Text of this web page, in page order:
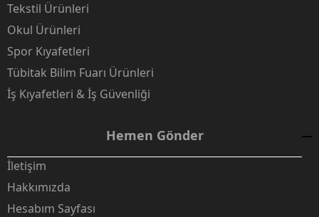
Tekstil Ürünleri
Okul Ürünleri
Spor Kıyafetleri
Tübitak Bilim Fuarı Ürünleri
İş Kıyafetleri & İş Güvenliği
Hemen Gönder
İletişim
Hakkımızda
Hesabım Sayfası